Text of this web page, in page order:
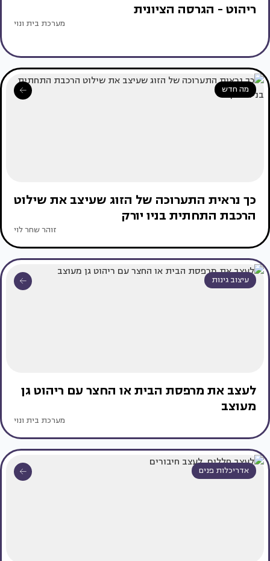
ריהוט - הגרסה הציונית
מערכת בית ונוי
מה חדש
כך נראית התערוכה של הזוג שעיצב את שילוט
הרכבת התחתית בניו יורק
זוהר שחר לוי
עיצוב גינות
לעצב את מרפסת הבית או החצר עם ריהוט גן
מעוצב
מערכת בית ונוי
אדריכלות פנים